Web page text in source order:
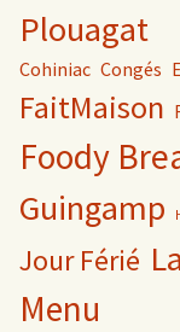
Plouagat
Cohiniac Congés
FaitMaison
Foody
Guingamp
Jour Férié
Menu